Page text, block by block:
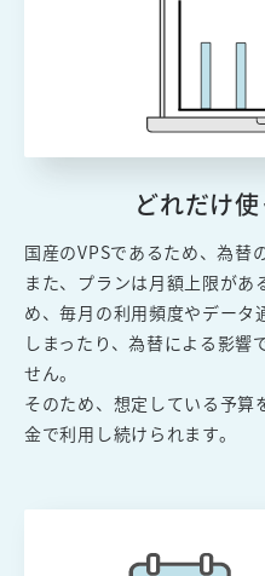
どれだけ
国産のVPSであるため、為替
また、プランは月額上限があ
め、毎月の利用頻度やデータ
しまったり、為替による影響
せん。
そのため、想定している予算
金で利用し続けられます。